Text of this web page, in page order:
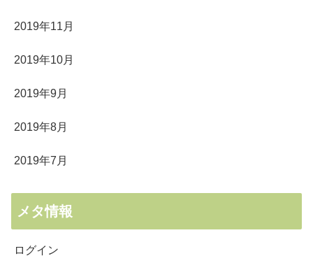
2019年11月
2019年10月
2019年9月
2019年8月
2019年7月
メタ情報
ログイン